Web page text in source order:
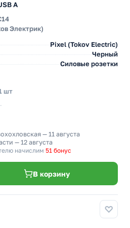
A
Электрик)
Pixel (Tokov Electric)
Черный
Силовые розетки
шт
— 11 августа
— 12 августа
начислим 51 бонус
В корзину